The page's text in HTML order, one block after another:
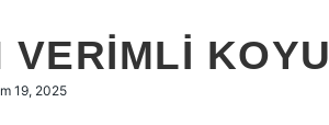
VERIMLI
19, 2025